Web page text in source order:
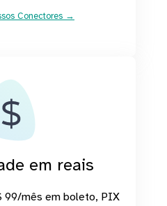
Conectores →
em reais
99/mês em boleto, PIX